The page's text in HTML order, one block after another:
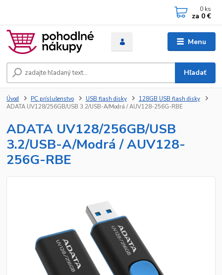
Menu
Hľadať
0 ks
za 0 €
Úvod PC príslušenstvo USB flash disky
128GB USB flash disky
ADATA UV128/256GB/USB 3.2/USB-A/Modrá / AUV128-256G-RBE
ADATA UV128/256GB/USB
3.2/USB-A/Modrá / AUV128-
256G-RBE